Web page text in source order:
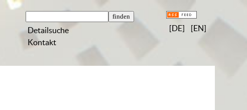
Detailsuche
Kontakt
[DE] [EN]